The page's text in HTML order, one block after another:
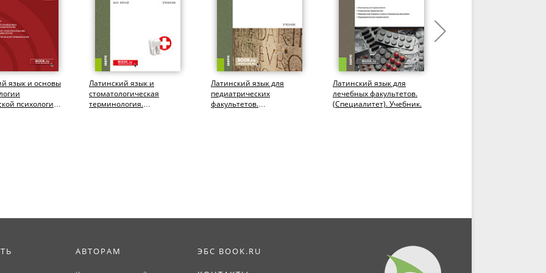
язык и основы
психологии.
Латинский язык и
стоматологическая
терминология.
Латинский язык для
педиатрических
факультетов.
Латинский язык для
лечебных факультетов.
(Специалитет). Учебник.
АВТОРАМ ЭБС BOOK.RU